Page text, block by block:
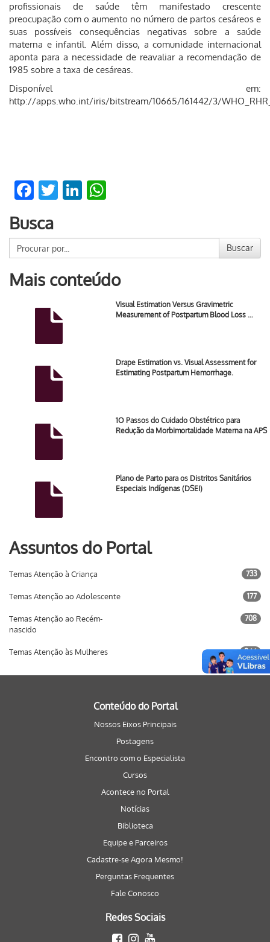
profissionais de saúde têm manifestado crescente
preocupação com o aumento no número de partos cesáreos e
suas possíveis consequências negativas sobre a saúde
materna e infantil. Além disso, a comunidade internacional
aponta para a necessidade de reavaliar a recomendação de
1985 sobre a taxa de cesáreas.
Disponível em:
http://apps.who.int/iris/bitstream/10665/161442/3/
Facebook
TwitterLinkedIn
Busca
Buscar
Mais conteúdo
Visual Estimation Versus Gravimetric
Measurement of Postpartum Blood Loss …
Drape Estimation vs. Visual Assessment for
Estimating Postpartum Hemorrhage.
1O Passos do Cuidado Obstétrico para
Redução da Morbimortalidade Materna na APS
Plano de Parto para os Distritos Sanitários
Especiais Indígenas (DSEI)
Assuntos do Portal
Temas Atenção à Criança 733
Temas Atenção ao Adolescente 177
Temas Atenção ao Recém-
nascido
708
Temas Atenção às Mulheres 846
Conteúdo do Portal
Nossos Eixos Principais
Postagens
Encontro com o Especialista
Cursos
Acontece no Portal
Notícias
Biblioteca
Equipe e Parceiros
Cadastre-se Agora Mesmo!
Perguntas Frequentes
Fale Conosco
Redes Sociais